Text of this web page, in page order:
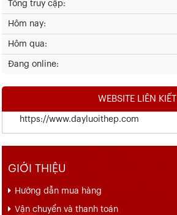
Tổng truy cập:
Hôm nay:
Hôm qua:
Đang online:
WEBSITE LIÊN KIẾT
https://www.dayluoithep.com
GIỚI THIỆU
Hướng dẫn mua hàng
Vận chuyển và thanh toán